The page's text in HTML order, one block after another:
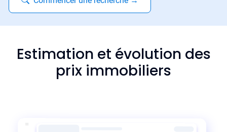
Estimation et évolution des
prix immobiliers